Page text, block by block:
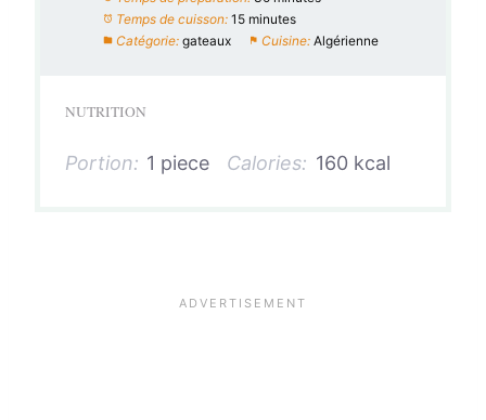
Temps de cuisson: 15 minutes
Catégorie: gateaux Cuisine: Algérienne
NUTRITION
Portion: 1 piece Calories: 160 kcal